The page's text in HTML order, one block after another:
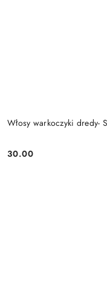
Włosy warkoczyki dredy-
Cena:
30.00